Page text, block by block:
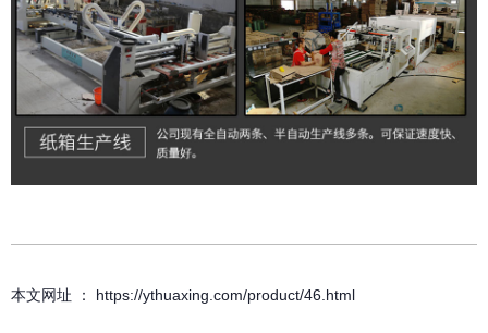
本文网址 ： https://ythuaxing.com/product/46.html